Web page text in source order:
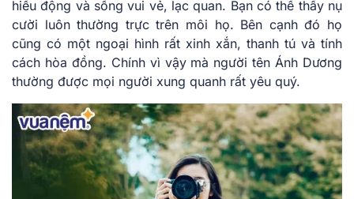
hiếu động và sống vui vẻ, lạc quan. Bạn có thể thấy nụ
cười luôn thường trực trên môi họ. Bên cạnh đó họ
cũng có một ngoại hình rất xinh xắn, thanh tú và tính
cách hòa đồng. Chính vì vậy mà người tên Ánh Dương
thường được mọi người xung quanh rất yêu quý.